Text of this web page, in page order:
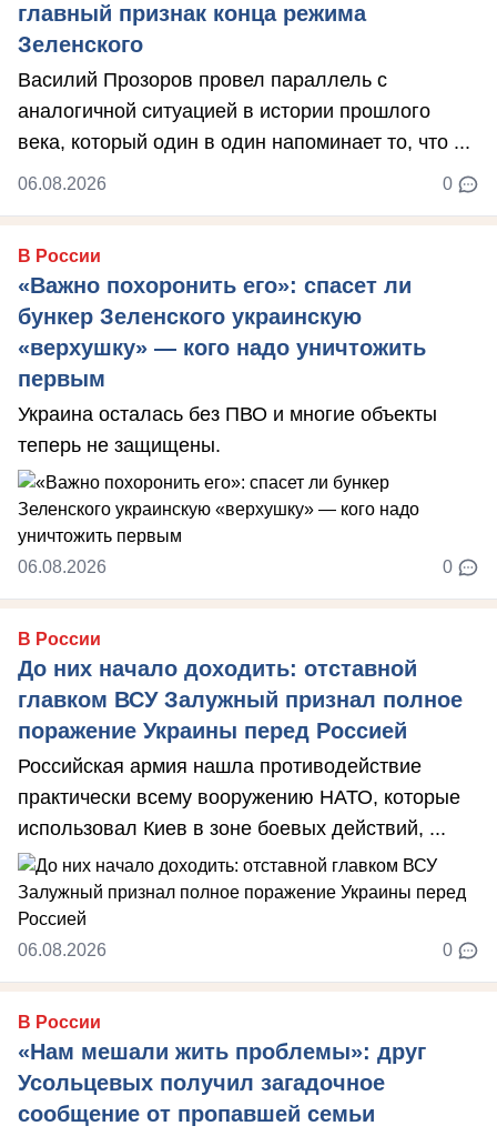
главный признак конца режима
Зеленского
Василий Прозоров провел параллель с
аналогичной ситуацией в истории прошлого
века, который один в один напоминает то, что ...
06.08.2026 0
В России
«Важно похоронить его»: спасет ли
бункер Зеленского украинскую
«верхушку» — кого надо уничтожить
первым
Украина осталась без ПВО и многие объекты
теперь не защищены.
06.08.2026 0
В России
До них начало доходить: отставной
главком ВСУ Залужный признал полное
поражение Украины перед Россией
Российская армия нашла противодействие
практически всему вооружению НАТО, которые
использовал Киев в зоне боевых действий, ...
06.08.2026 0
В России
«Нам мешали жить проблемы»: друг
Усольцевых получил загадочное
сообщение от пропавшей семьи